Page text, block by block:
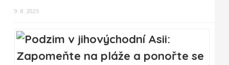
9. 8. 2025